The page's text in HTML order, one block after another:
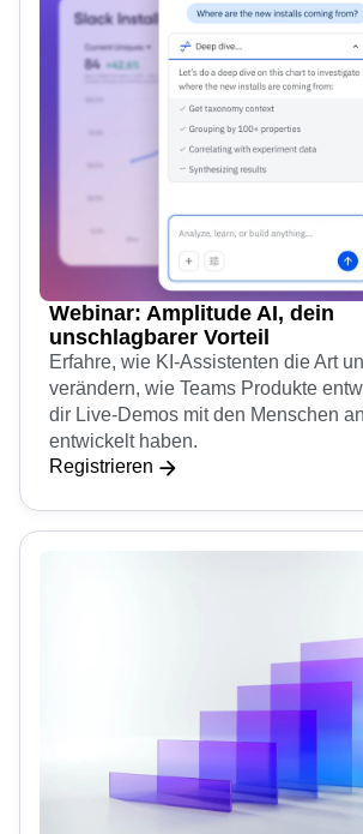
Webinar: Amplitude AI, dein
unschlagbarer Vorteil
Erfahre, wie KI-Assistenten die Art
verändern, wie Teams Produkte
dir Live-Demos mit den Menschen
entwickelt haben.
Registrieren